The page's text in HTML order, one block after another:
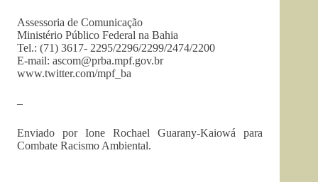
Assessoria de Comunicação
Ministério Público Federal na Bahia
Tel.: (71) 3617- 2295/2296/2299/2474/2200
E-mail: ascom@prba.mpf.gov.br
www.twitter.com/mpf_ba
–
Enviado por Ione Rochael Guarany-Kaiowá para
Combate Racismo Ambiental.